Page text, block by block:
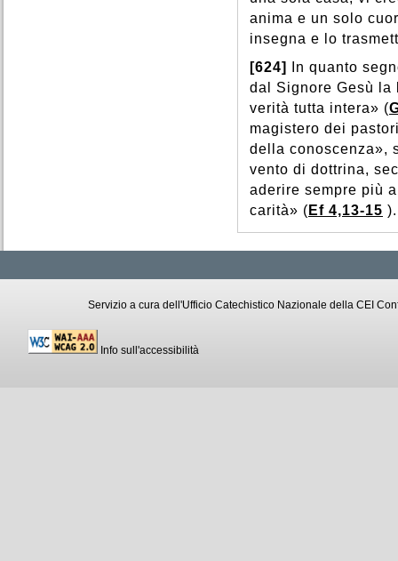
anima e un solo
insegna e lo
[624]
In quanto
dal Signore Gesù
verità tutta intera» (
magistero dei
della conoscenza»,
vento di dottrina,
aderire sempre più
carità» ( Ef 4,13-15 ).
Servizio a cura dell'Ufficio Catechistico Nazionale della CEI
Info sull'accessibilità